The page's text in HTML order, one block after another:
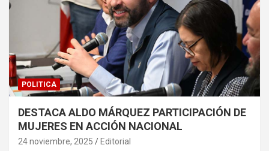
POLITICA
DESTACA ALDO MÁRQUEZ PARTICIPACIÓN DE
MUJERES EN ACCIÓN NACIONAL
24 noviembre, 2025 Editorial